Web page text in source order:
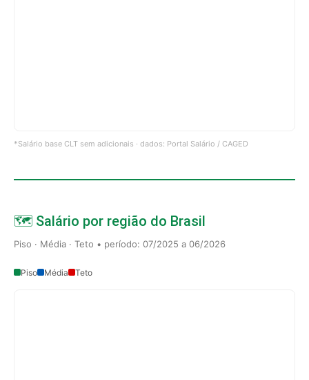
*Salário base CLT sem adicionais · dados: Portal Salário / CAGED
🗺️ Salário por região do Brasil
Piso · Média · Teto • período: 07/2025 a 06/2026
Piso Média Teto